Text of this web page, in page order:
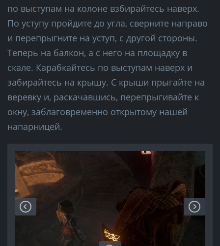
по выступам на колоне взбирайтесь наверх.
По уступу пройдите до угла, сверните направо
и перепрыгните на уступ, с другой стороны.
Теперь на балкон, а с него на площадку в
скале. Карабкайтесь по выступам наверх и
забирайтесь на крышу. С крыши прыгайте на
веревку и, раскачавшись, перепрыгивайте к
окну, заблаговременно открытому нашей
напарницей.